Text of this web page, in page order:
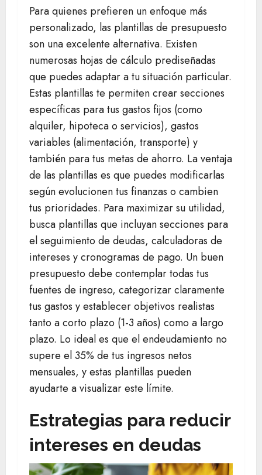
Para quienes prefieren un enfoque más
personalizado, las plantillas de presupuesto
son una excelente alternativa. Existen
numerosas hojas de cálculo prediseñadas
que puedes adaptar a tu situación particular.
Estas plantillas te permiten crear secciones
específicas para tus gastos fijos (como
alquiler, hipoteca o servicios), gastos
variables (alimentación, transporte) y
también para tus metas de ahorro. La ventaja
de las plantillas es que puedes modificarlas
según evolucionen tus finanzas o cambien
tus prioridades. Para maximizar su utilidad,
busca plantillas que incluyan secciones para
el seguimiento de deudas, calculadoras de
intereses y cronogramas de pago. Un buen
presupuesto debe contemplar todas tus
fuentes de ingreso, categorizar claramente
tus gastos y establecer objetivos realistas
tanto a corto plazo (1-3 años) como a largo
plazo. Lo ideal es que el endeudamiento no
supere el 35% de tus ingresos netos
mensuales, y estas plantillas pueden
ayudarte a visualizar este límite.
Estrategias para reducir
intereses en deudas